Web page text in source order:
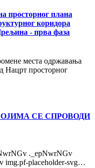
просторног плана
коридора
- прва фаза
места одржавања
Нацрт просторног
СЕ СПРОВОДИ
._epNwrNGv
img.pf-placeholder-svg…